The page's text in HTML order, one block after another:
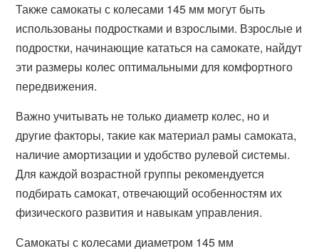
Также самокаты с колесами 145 мм могут быть
использованы подростками и взрослыми. Взрослые и
подростки, начинающие кататься на самокате, найдут
эти размеры колес оптимальными для комфортного
передвижения.
Важно учитывать не только диаметр колес, но и
другие факторы, такие как материал рамы самоката,
наличие амортизации и удобство рулевой системы.
Для каждой возрастной группы рекомендуется
подбирать самокат, отвечающий особенностям их
физического развития и навыкам управления.
Самокаты с колесами диаметром 145 мм